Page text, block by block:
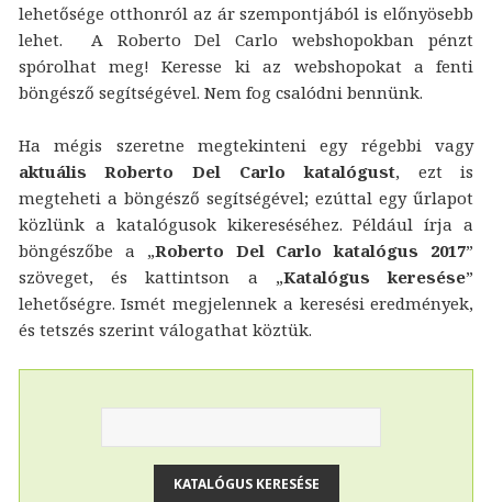
lehetősége otthonról az ár szempontjából is előnyösebb
lehet. A Roberto Del Carlo webshopokban pénzt
spórolhat meg! Keresse ki az webshopokat a fenti
böngésző segítségével. Nem fog csalódni bennünk.
Ha mégis szeretne megtekinteni egy régebbi vagy
aktuális Roberto Del Carlo katalógust, ezt is
megteheti a böngésző segítségével; ezúttal egy űrlapot
közlünk a katalógusok kikereséséhez. Például írja a
böngészőbe a „Roberto Del Carlo katalógus 2017”
szöveget, és kattintson a „Katalógus keresése”
lehetőségre. Ismét megjelennek a keresési eredmények,
és tetszés szerint válogathat köztük.